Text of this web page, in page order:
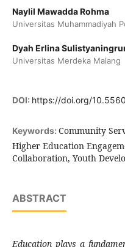
Naylil Mawadda Rohma
Universitas Muhammadiyah
Dyah Erlina
Universitas Merdeka Malang
DOI: https://doi.org/
Keywords: Community
Higher Education
Collaboration, Youth
ABSTRACT
Education plays a